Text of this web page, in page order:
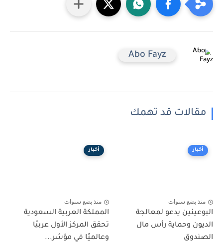
Abo Fayz
مقالات قد تهمك
أخبار
منذ بضع سنوات
البوعينين يدعو لمعالجة
الديون وحماية رأس مال
الصندوق
أخبار
منذ بضع سنوات
المملكة العربية السعودية
تحقق المركز الأول عربيًا
وعالميًا في مؤشر...